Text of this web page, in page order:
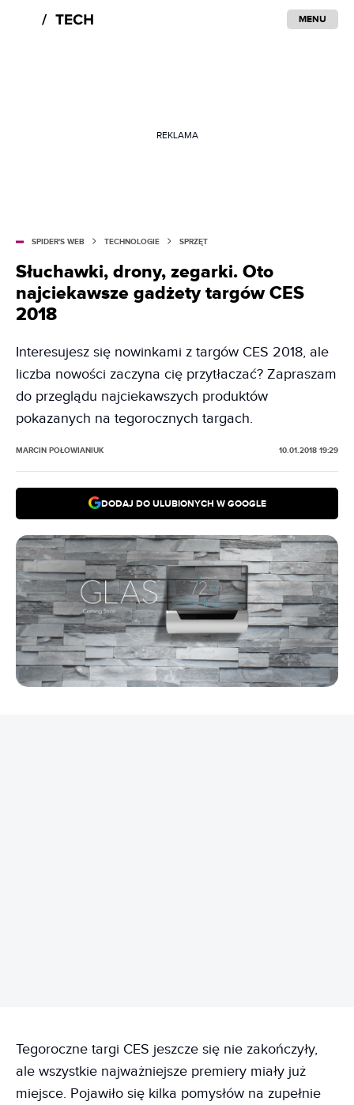
MENU
REKLAMA
SPIDER'S WEB TECHNOLOGIE SPRZĘT
Słuchawki, drony, zegarki. Oto
najciekawsze gadżety targów CES
2018
Interesujesz się nowinkami z targów CES 2018, ale
liczba nowości zaczyna cię przytłaczać? Zapraszam
do przeglądu najciekawszych produktów
pokazanych na tegorocznych targach.
MARCIN POŁOWIANIUK 10.01.2018 19:29
DODAJ DO ULUBIONYCH W GOOGLE
Tegoroczne targi CES jeszcze się nie zakończyły,
ale wszystkie najważniejsze premiery miały już
miejsce. Pojawiło się kilka pomysłów na zupełnie